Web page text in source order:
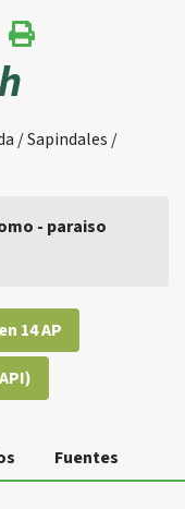
/ Sapindales /
- paraiso
14 AP
Fuentes